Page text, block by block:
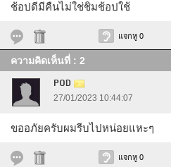
ช้อปดีมีคืนไม่ใช่ชิมช้อปใช้
แจกหู 0
ความคิดเห็นที่ : 2
POD
27/01/2023 10:44:07
ขออภัยครับผมรีบไปหน่อยแหะๆ
แจกหู 0